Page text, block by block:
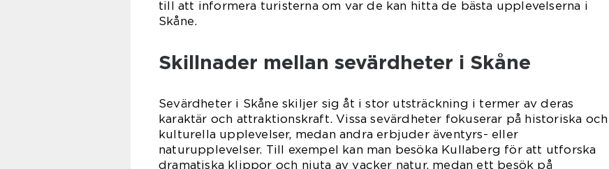
till att informera turisterna om var de kan hitta de bästa upplevelserna i
Skåne.
Skillnader mellan sevärdheter i Skåne
Sevärdheter i Skåne skiljer sig åt i stor utsträckning i termer av deras
karaktär och attraktionskraft. Vissa sevärdheter fokuserar på historiska och
kulturella upplevelser, medan andra erbjuder äventyrs- eller
naturupplevelser. Till exempel kan man besöka Kullaberg för att utforska
dramatiska klippor och njuta av vacker natur, medan ett besök på